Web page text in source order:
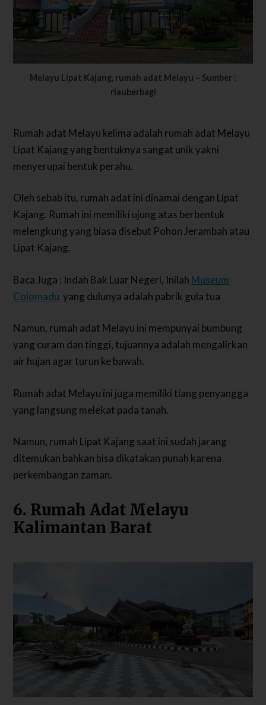
Melayu Lipat Kajang, rumah adat Melayu – Sumber :
riauberbagi
Rumah adat Melayu kelima adalah rumah adat Melayu
Lipat Kajang yang bentuknya sangat unik yakni
menyerupai bentuk perahu.
Oleh sebab itu, rumah adat ini dinamai dengan Lipat
Kajang. Rumah ini memiliki ujung atas berbentuk
melengkung yang biasa disebut Pohon Jerambah atau
Lipat Kajang.
Baca Juga : Indah Bak Luar Negeri, Inilah Museum
Colomadu yang dulunya adalah pabrik gula tua
Namun, rumah adat Melayu ini mempunyai bumbung
yang curam dan tinggi, tujuannya adalah mengalirkan
air hujan agar turun ke bawah.
Rumah adat Melayu ini juga memiliki tiang penyangga
yang langsung melekat pada tanah.
Namun, rumah Lipat Kajang saat ini sudah jarang
ditemukan bahkan bisa dikatakan punah karena
perkembangan zaman.
6. Rumah Adat Melayu
Kalimantan Barat